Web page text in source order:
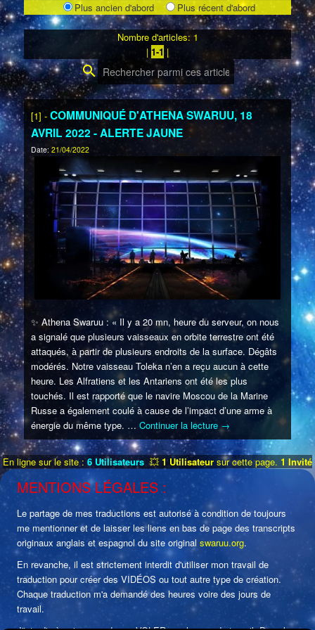
Plus ancien d'abord Plus récent d'abord
Nombre d'articles: 1
| 1-1 |
search
[1] -COMMUNIQUÉ D'ATHENA SWARUU, 18
AVRIL 2022 - ALERTE JAUNE
Date:21/04/2022
✨ Athena Swaruu : « Il y a 20 mn, heure du serveur, on nous
a signalé que plusieurs vaisseaux en orbite terrestre ont été
attaqués, à partir de plusieurs endroits de la surface. Dégâts
modérés. Notre vaisseau Toleka n’en a reçu aucun à cette
heure. Les Alfratiens et les Antariens ont été les plus
touchés. Il est rapporté que le navire Moscou de la Marine
Russe a également coulé à cause de l’impact d’une arme à
énergie du même type. …Continuer la lecture→
En ligne sur le site : 6 Utilisateurs 💥 1 Utilisateur sur cette page. 1 Invité
MENTIONS LÉGALES :
Le partage de mes traductions est autorisé à condition de toujours
me mentionner et de laisser les liens en bas de page des transcripts
originaux anglais et espagnol du site original swaruu.org.
En revanche, il est strictement interdit d'utiliser mon travail de
traduction pour créer des VIDÉOS ou tout autre type de création.
Chaque traduction m'a demandé des heures voire des jours de
travail.